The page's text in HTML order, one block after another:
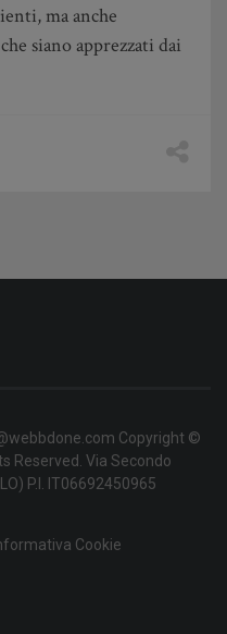
ma anche
siano apprezzati dai
Copyright ©
Reserved. Via Secondo
P.I. IT06692450965
Cookie